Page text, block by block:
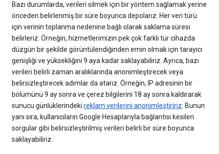
Bazı durumlarda, verileri silmek için bir yöntem sağlamak yerine
önceden belirlenmiş bir süre boyunca depolarız. Her veri türü
için verinin toplanma nedenine bağlı olarak saklama süresi
belirleriz. Örneğin, hizmetlerimizin pek çok farklı tür cihazda
düzgün bir şekilde görüntülendiğinden emin olmak için tarayıcı
genişliği ve yüksekliğini 9 aya kadar saklayabiliriz. Ayrıca, bazı
verileri belirli zaman aralıklarında anonimleştirecek veya
belirsizleştirecek adımlar da atarız. Örneğin, IP adresinin bir
bölümünü 9 ay sonra ve çerez bilgilerini 18 ay sonra kaldırarak
sunucu günlüklerindeki reklam verilerini anonimleştiririz. Bunun
yanı sıra, kullanıcıların Google Hesaplarıyla bağlantısı kesilen
sorgular gibi belirsizleştirilmiş verileri belirli bir süre boyunca
saklayabiliriz.